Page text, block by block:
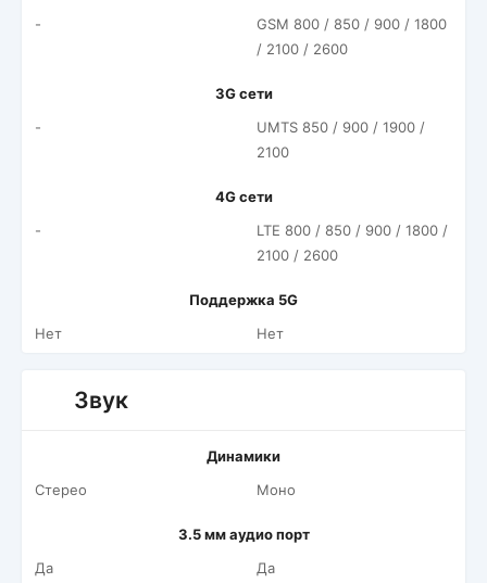
-
GSM 800 / 850 / 900 / 1800
/ 2100 / 2600
3G сети
-
UMTS 850 / 900 / 1900 /
2100
4G сети
-
LTE 800 / 850 / 900 / 1800 /
2100 / 2600
Поддержка 5G
Нет
Нет
Звук
Динамики
Стерео
Моно
3.5 мм аудио порт
Да
Да